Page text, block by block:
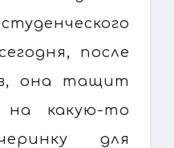
после
она тащит
какую-то
для